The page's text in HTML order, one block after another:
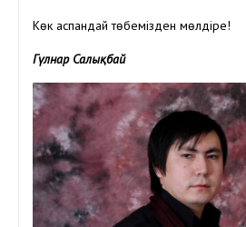
Көк аспандай төбемізден мөлдіре!
Гүлнар Салықбай